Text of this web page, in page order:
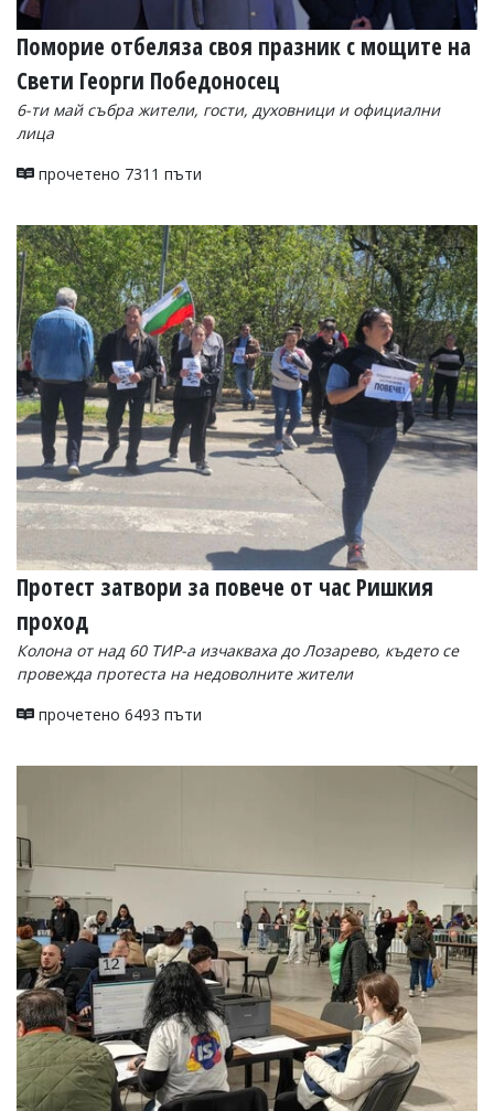
Поморие отбеляза своя празник с мощите на
Свети Георги Победоносец
6-ти май събра жители, гости, духовници и официални
лица
прочетено 7311 пъти
Протест затвори за повече от час Ришкия
проход
Колона от над 60 ТИР-а изчакваха до Лозарево, където се
провежда протеста на недоволните жители
прочетено 6493 пъти